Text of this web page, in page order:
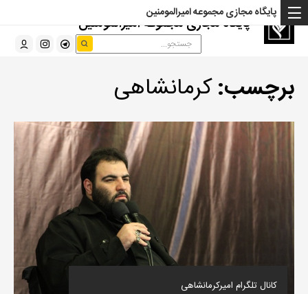
پایگاه مجازی مجموعه امیرالمومنین
پایگاه مجازی مجموعه امیرالمومنین
برچسب:کرمانشاهی
کانال تلگرام امیرکرمانشاهی